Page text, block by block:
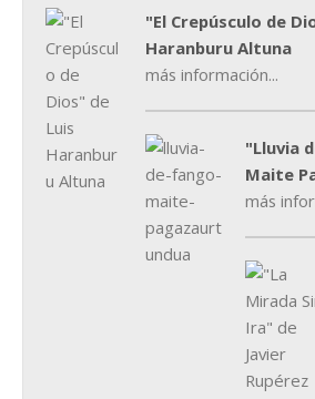
"El Crepúsculo de
Haranburu Altuna
más información...
"Lluvia
Maite
más